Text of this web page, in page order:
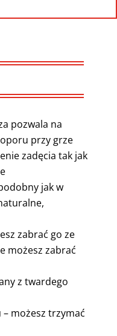
pozwala na
przy grze
zadęcia tak jak
jak w
zabrać go ze
możesz zabrać
z twardego
– możesz trzymać